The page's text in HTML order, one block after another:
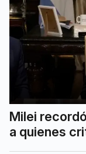
Milei
a quienes